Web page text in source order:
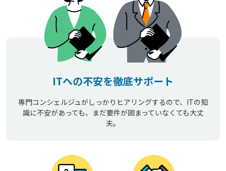
ITへの不安を徹底サポート
専門コンシェルジュがしっかりヒアリングするので、ITの知
識に不安があっても、まだ要件が固まっていなくても大丈
夫。